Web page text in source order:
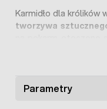
Karmidło dla królików
tworzywa
zabezpiecza
Parametry